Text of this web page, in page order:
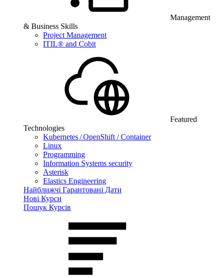
Management
& Business Skills
Project Management
ITIL® and Cobit
Featured
Technologies
Kubernetes / OpenShift / Container
Linux
Programming
Information Systems security
Asterisk
Elastics Engineering
Найближчі Гарантовані Дати
Нові Курси
Пошук Курсів